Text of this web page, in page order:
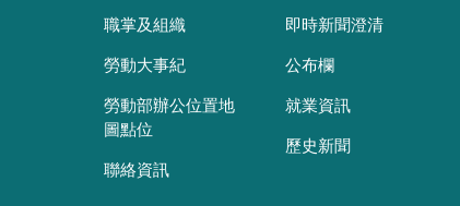
職掌及組織
勞動大事紀
勞動部辦公位置地
圖點位
聯絡資訊
即時新聞澄清
公布欄
就業資訊
歷史新聞